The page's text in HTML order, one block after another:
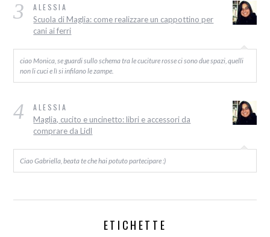
3 ALESSIA
Scuola di Maglia: come realizzare un cappottino per
cani ai ferri
ciao Monica, se guardi sullo schema tra le cuciture rosse ci sono due spazi, quelli
non li cuci e lì si infilano le zampe.
4 ALESSIA
Maglia, cucito e uncinetto: libri e accessori da
comprare da Lidl
Ciao Gabriella, beata te che hai potuto partecipare :)
ETICHETTE